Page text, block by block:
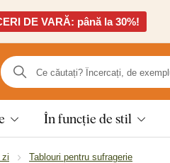
DE VARĂ: până la 30%!
În funcție de stil
zi Tablouri pentru sufragerie